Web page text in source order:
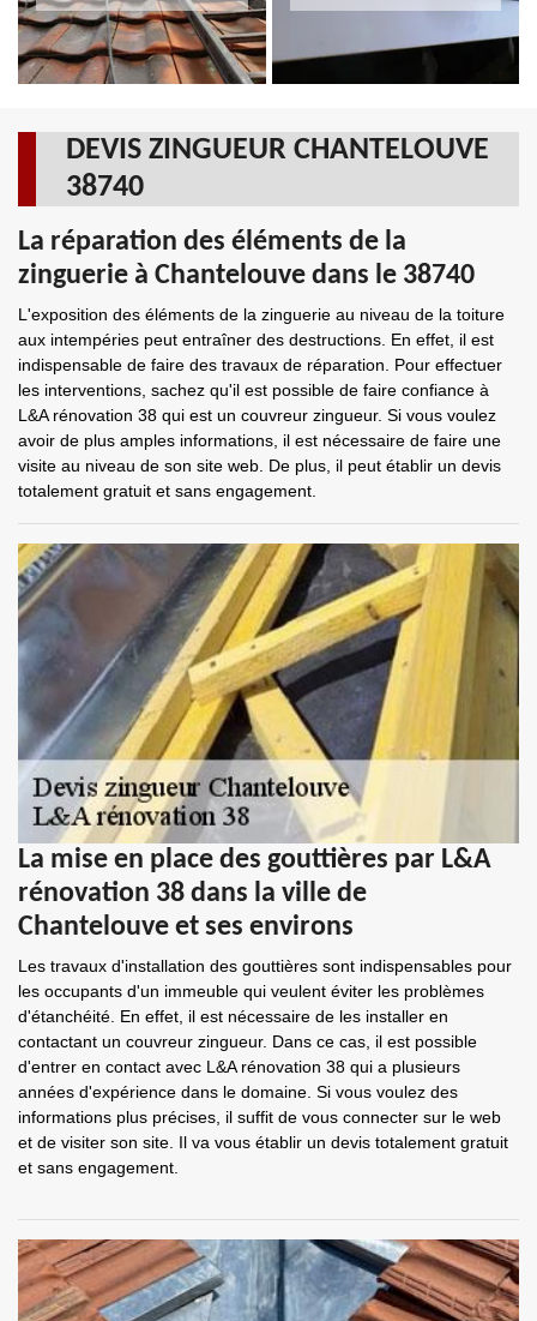
DEVIS ZINGUEUR CHANTELOUVE
38740
La réparation des éléments de la
zinguerie à Chantelouve dans le 38740
L'exposition des éléments de la zinguerie au niveau de la toiture
aux intempéries peut entraîner des destructions. En effet, il est
indispensable de faire des travaux de réparation. Pour effectuer
les interventions, sachez qu'il est possible de faire confiance à
L&A rénovation 38 qui est un couvreur zingueur. Si vous voulez
avoir de plus amples informations, il est nécessaire de faire une
visite au niveau de son site web. De plus, il peut établir un devis
totalement gratuit et sans engagement.
La mise en place des gouttières par L&A
rénovation 38 dans la ville de
Chantelouve et ses environs
Les travaux d'installation des gouttières sont indispensables pour
les occupants d'un immeuble qui veulent éviter les problèmes
d'étanchéité. En effet, il est nécessaire de les installer en
contactant un couvreur zingueur. Dans ce cas, il est possible
d'entrer en contact avec L&A rénovation 38 qui a plusieurs
années d'expérience dans le domaine. Si vous voulez des
informations plus précises, il suffit de vous connecter sur le web
et de visiter son site. Il va vous établir un devis totalement gratuit
et sans engagement.